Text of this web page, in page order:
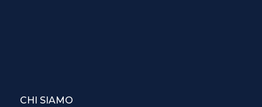
CHI SIAMO